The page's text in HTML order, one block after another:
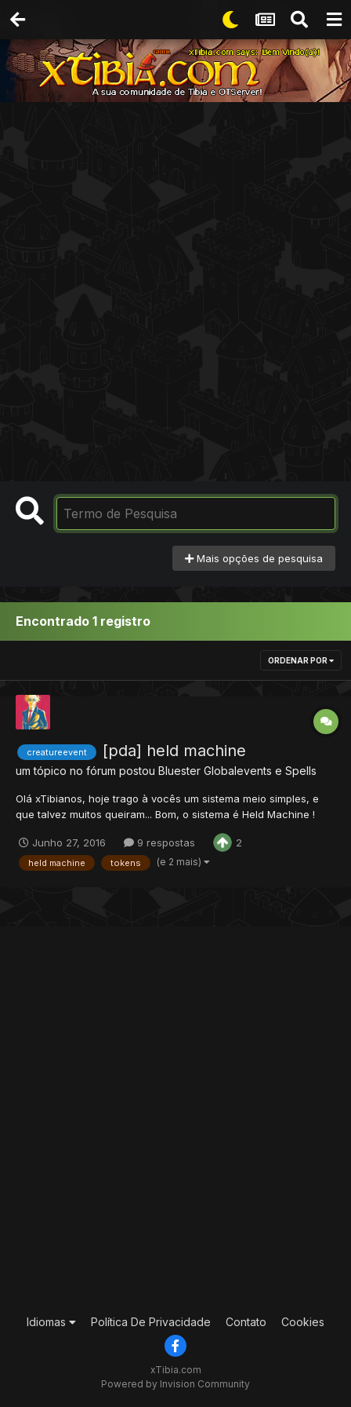
Mais opções de pesquisa
Encontrado 1 registro
ORDENAR POR
creatureevent [pda] held machine
um tópico no fórum postou Bluester Globalevents e Spells
Olá xTibianos, hoje trago à vocês um sistema meio simples, e
que talvez muitos queiram... Bom, o sistema é Held Machine !
Helds. Irei deixar as informações sobre O sistema de Held
Machine, Tokens e Helds abaixo ! http...
Junho 27, 2016 9 respostas 2
held machine tokens (e 2 mais)
Idiomas Política De Privacidade Contato Cookies
xTibia.com
Powered by Invision Community